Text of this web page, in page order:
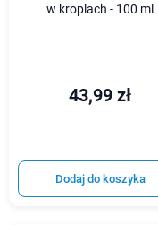
w kroplach - 100 ml
43,99 zł
Dodaj do koszyka